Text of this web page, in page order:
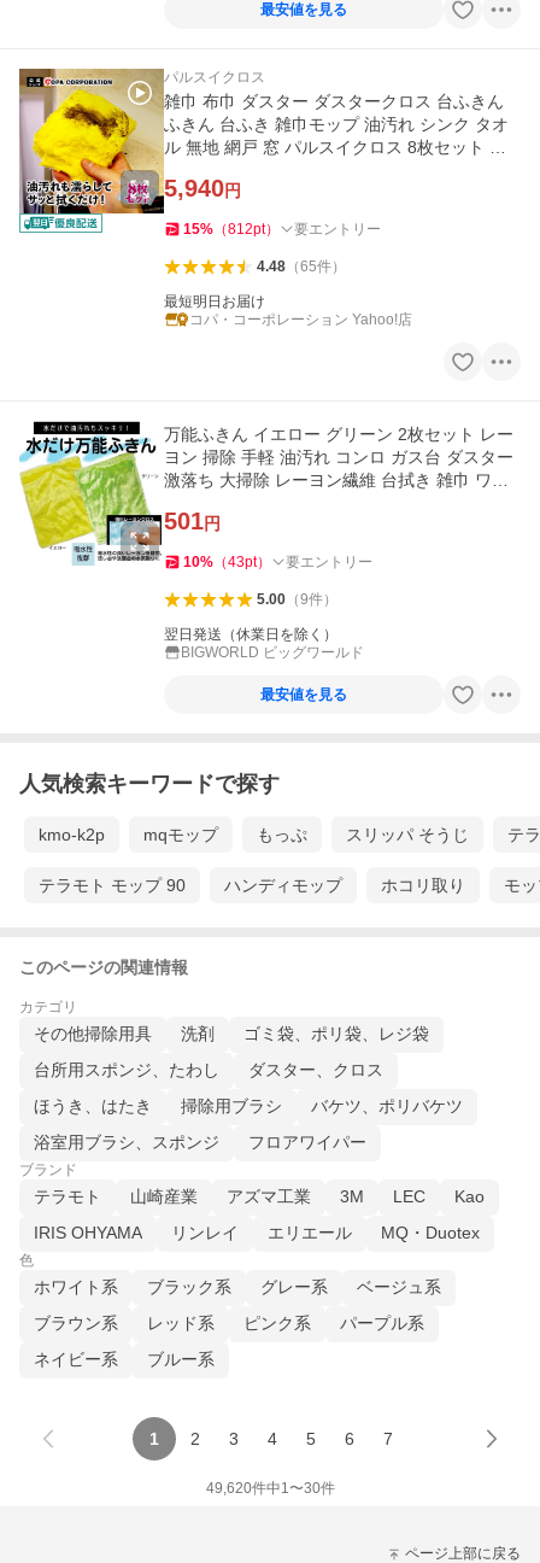
最安値を見る
パルスイクロス
雑巾 布巾 ダスター ダスタークロス 台ふきん
ふきん 台ふき 雑巾モップ 油汚れ シンク タオ
ル 無地 網戸 窓 パルスイクロス 8枚セット ホ
5,940円
15% （812pt） 要エントリー
4.48（65件）
最短明日お届け
コパ・コーポレーション Yahoo!店
万能ふきん イエロー グリーン 2枚セット レー
ヨン 掃除 手軽 油汚れ コンロ ガス台 ダスター
激落ち 大掃除 レーヨン繊維 台拭き 雑巾 ワン
501円
10% （43pt） 要エントリー
5.00（9件）
翌日発送（休業日を除く）
BIGWORLD ビッグワールド
最安値を見る
人気検索キーワードで探す
kmo-k2p mqモップ もっぷ スリッパ そうじ テ
テラモト モップ 90 ハンディモップ ホコリ取り モ
このページの関連情報
カテゴリ
その他掃除用具 洗剤
ゴミ袋、ポリ袋、レジ袋
台所用スポンジ、たわし
ダスター、クロス
ほうき、はたき
掃除用ブラシ
バケツ、ポリバケツ
浴室用ブラシ、スポンジ
フロアワイパー
ブランド
テラモト 山崎産業 アズマ工業 3M LEC
Kao
IRIS OHYAMA
リンレイ エリエール MQ・Duotex
色
ホワイト系 ブラック系 グレー系
ベージュ系
ブラウン系
レッド系 ピンク系
パープル系
ネイビー系
ブルー系
1 2 3 4 5 6 7
49,620件中1〜30件
ページ上部に戻る